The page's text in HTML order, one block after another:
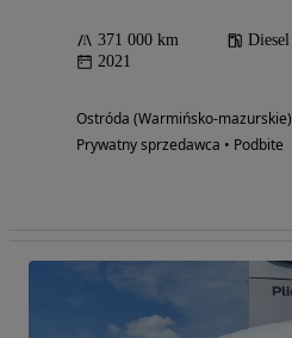
371 000 km Diesel
2021
Ostróda (Warmińsko-mazurskie)
Prywatny sprzedawca • Podbite